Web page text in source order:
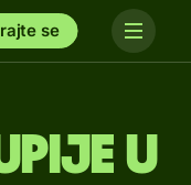
se
u